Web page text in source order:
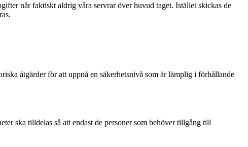
når faktiskt aldrig våra servrar över huvud taget. Istället skickas de
åtgärder för att uppnå en säkerhetsnivå som är lämplig i förhållande
ska tilldelas så att endast de personer som behöver tillgång till